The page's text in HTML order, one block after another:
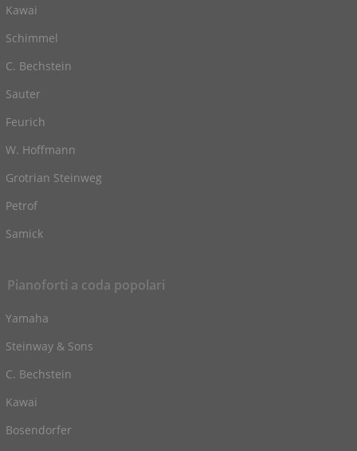
Kawai
Schimmel
C. Bechstein
Sauter
Feurich
W. Hoffmann
Grotrian Steinweg
Petrof
Samick
Pianoforti a coda popolari
Yamaha
Steinway & Sons
C. Bechstein
Kawai
Bosendorfer